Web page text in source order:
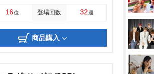
16位 登場回数 32週
商品購入